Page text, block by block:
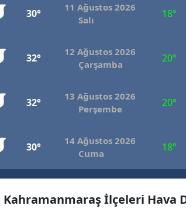
30°
11 Ağustos 2026
Salı
18°
32°
12 Ağustos 2026
Çarşamba
20°
32°
13 Ağustos 2026
Perşembe
20°
30°
14 Ağustos 2026
Cuma
18°
Kahramanmaraş İlçeleri Hava